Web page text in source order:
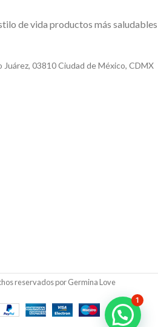
de vida productos más saludables
03810 Ciudad de México, CDMX
reservados por Germina Love
1